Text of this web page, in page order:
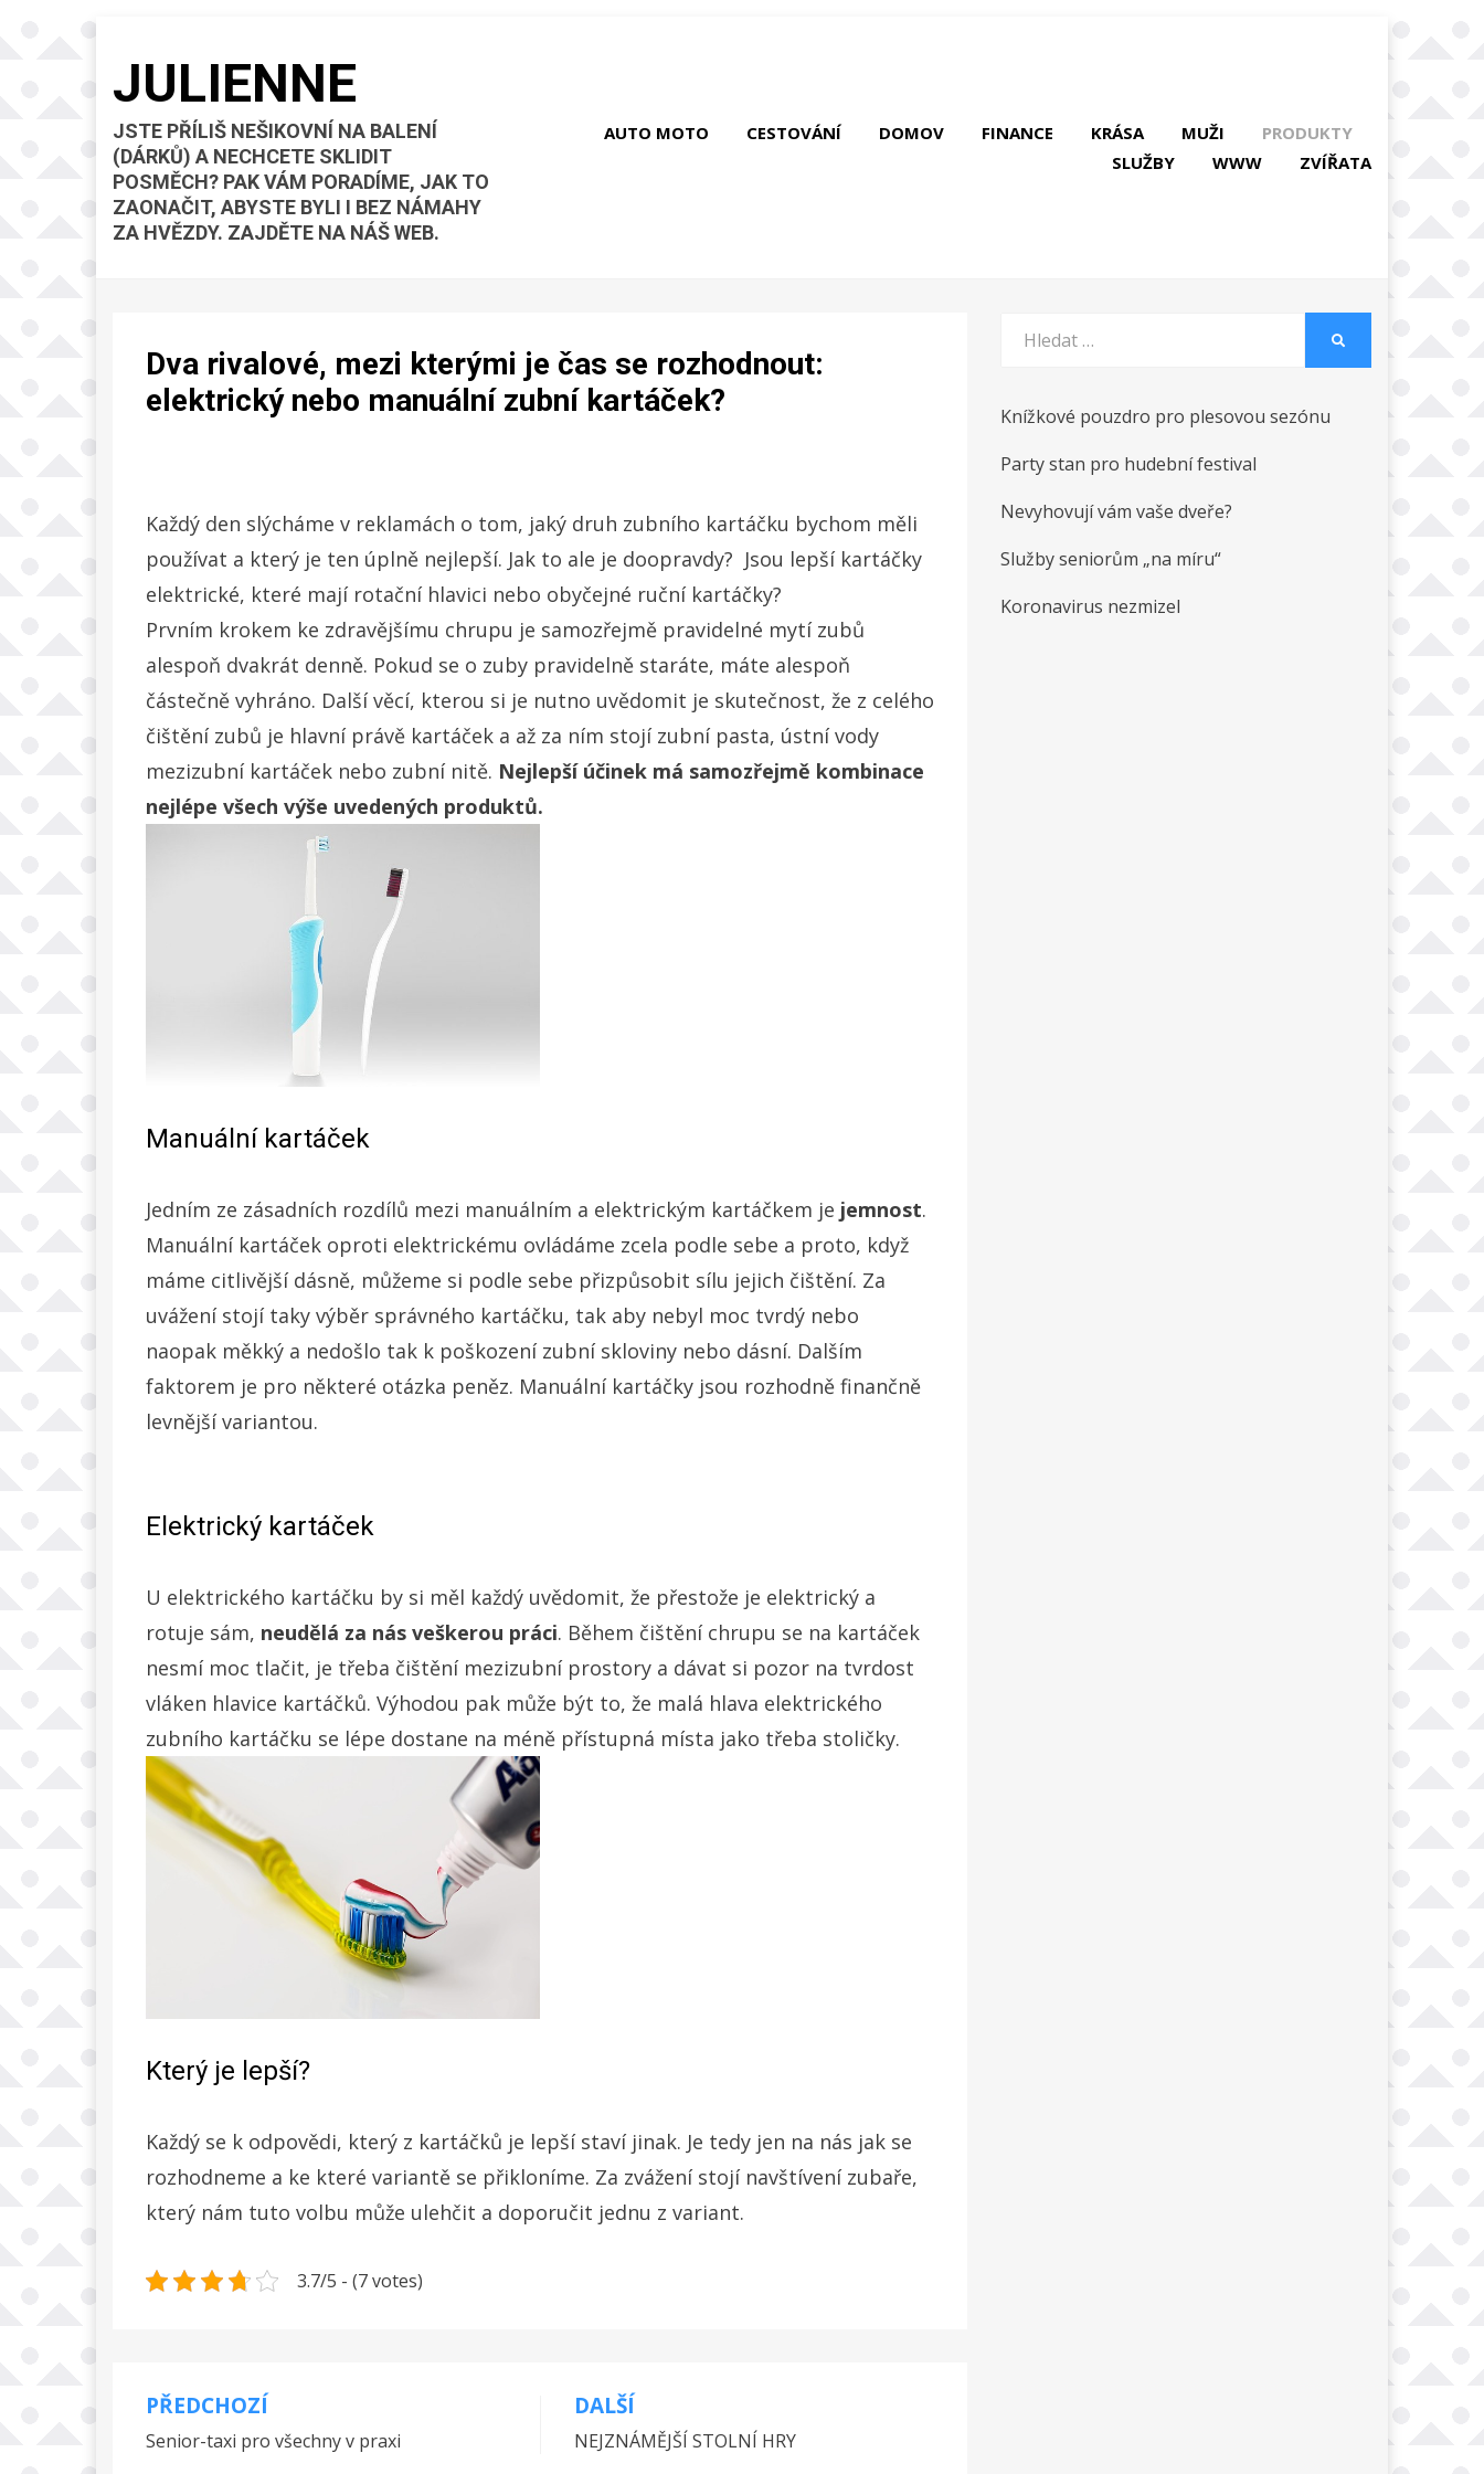
JULIENNE
JSTE PŘÍLIŠ NEŠIKOVNÍ NA BALENÍ
(DÁRKŮ) A NECHCETE SKLIDIT
POSMĚCH? PAK VÁM PORADÍME, JAK TO
ZAONAČIT, ABYSTE BYLI I BEZ NÁMAHY
ZA HVĚZDY. ZAJDĚTE NA NÁŠ WEB.
AUTO MOTO CESTOVÁNÍ DOMOV FINANCE KRÁSA MUŽI
PRODUKTY
SLUŽBY
WWW ZVÍŘATA
Dva rivalové, mezi kterými je čas se rozhodnout:
elektrický nebo manuální zubní kartáček?
Každý den slýcháme v reklamách o tom, jaký druh zubního kartáčku bychom měli
používat a který je ten úplně nejlepší. Jak to ale je doopravdy? Jsou lepší kartáčky
elektrické, které mají rotační hlavici nebo obyčejné ruční kartáčky?
Prvním krokem ke zdravějšímu chrupu je samozřejmě pravidelné mytí zubů
alespoň dvakrát denně. Pokud se o zuby pravidelně staráte, máte alespoň
částečně vyhráno. Další věcí, kterou si je nutno uvědomit je skutečnost, že z celého
čištění zubů je hlavní právě kartáček a až za ním stojí zubní pasta, ústní vody
mezizubní kartáček nebo zubní nitě. Nejlepší účinek má samozřejmě kombinace
nejlépe všech výše uvedených produktů.
Manuální kartáček
Jedním ze zásadních rozdílů mezi manuálním a elektrickým kartáčkem je jemnost.
Manuální kartáček oproti elektrickému ovládáme zcela podle sebe a proto, když
máme citlivější dásně, můžeme si podle sebe přizpůsobit sílu jejich čištění. Za
uvážení stojí taky výběr správného kartáčku, tak aby nebyl moc tvrdý nebo
naopak měkký a nedošlo tak k poškození zubní skloviny nebo dásní. Dalším
faktorem je pro některé otázka peněz. Manuální kartáčky jsou rozhodně finančně
levnější variantou.
Elektrický kartáček
U elektrického kartáčku by si měl každý uvědomit, že přestože je elektrický a
rotuje sám, neudělá za nás veškerou práci. Během čištění chrupu se na kartáček
nesmí moc tlačit, je třeba čištění mezizubní prostory a dávat si pozor na tvrdost
vláken hlavice kartáčků. Výhodou pak může být to, že malá hlava elektrického
zubního kartáčku se lépe dostane na méně přístupná místa jako třeba stoličky.
Který je lepší?
Každý se k odpovědi, který z kartáčků je lepší staví jinak. Je tedy jen na nás jak se
rozhodneme a ke které variantě se přikloníme. Za zvážení stojí navštívení zubaře,
který nám tuto volbu může ulehčit a doporučit jednu z variant.
3.7/5 - (7 votes)
Navigace
pro
PŘEDCHOZÍ
Senior-taxi pro všechny v praxi
DALŠÍ
NEJZNÁMĚJŠÍ STOLNÍ HRY
Knížkové pouzdro pro plesovou sezónu
Party stan pro hudební festival
Nevyhovují vám vaše dveře?
Služby seniorům „na míru“
Koronavirus nezmizel